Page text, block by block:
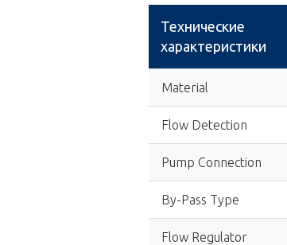
Технические
характеристики
Material
Flow Detection
Pump Connection
By-Pass Type
Flow Regulator